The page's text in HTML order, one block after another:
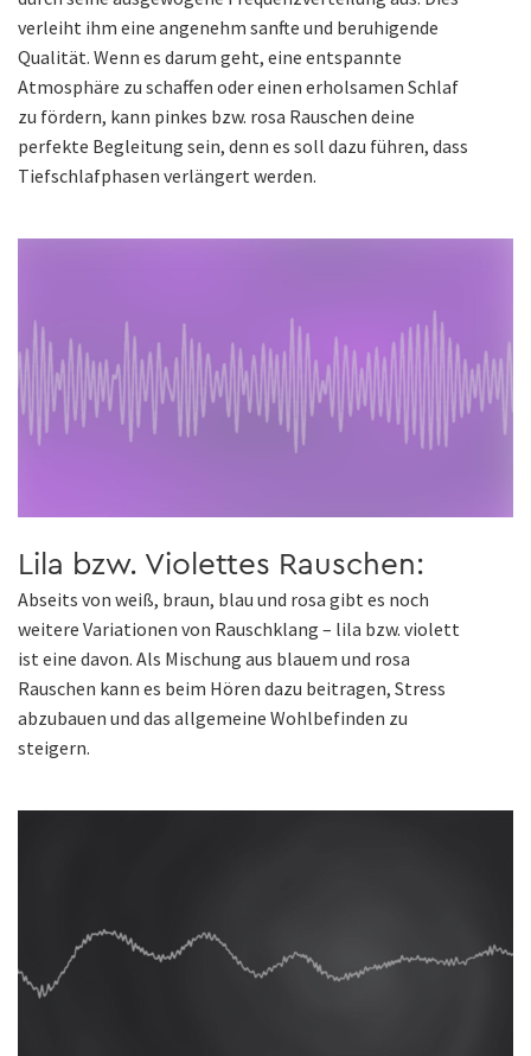
verleiht ihm eine angenehm sanfte und beruhigende
Qualität. Wenn es darum geht, eine entspannte
Atmosphäre zu schaffen oder einen erholsamen Schlaf
zu fördern, kann pinkes bzw. rosa Rauschen deine
perfekte Begleitung sein, denn es soll dazu führen, dass
Tiefschlafphasen verlängert werden.
Lila bzw. Violettes Rauschen:
Abseits von weiß, braun, blau und rosa gibt es noch
weitere Variationen von Rauschklang – lila bzw. violett
ist eine davon. Als Mischung aus blauem und rosa
Rauschen kann es beim Hören dazu beitragen, Stress
abzubauen und das allgemeine Wohlbefinden zu
steigern.